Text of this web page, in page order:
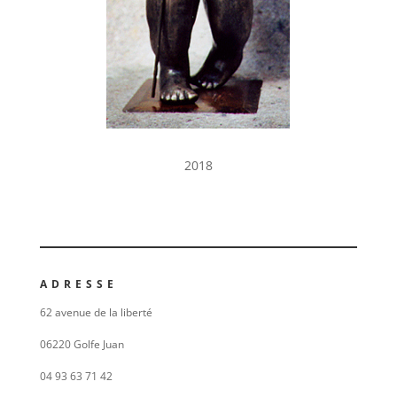
2018
ADRESSE
62 avenue de la liberté
06220 Golfe Juan
04 93 63 71 42